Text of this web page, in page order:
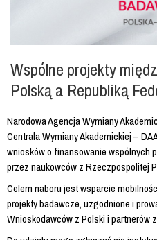
Wspólne projekty
Polską a Republiką
Narodowa Agencja Wymiany
Centrala Wymiany Akademickiej –
wniosków o finansowanie wspólnych
przez naukowców z Rzeczpospolitej
Celem naboru jest wsparcie
projekty badawcze, uzgodnione i
Wnioskodawców z Polski i partnerów